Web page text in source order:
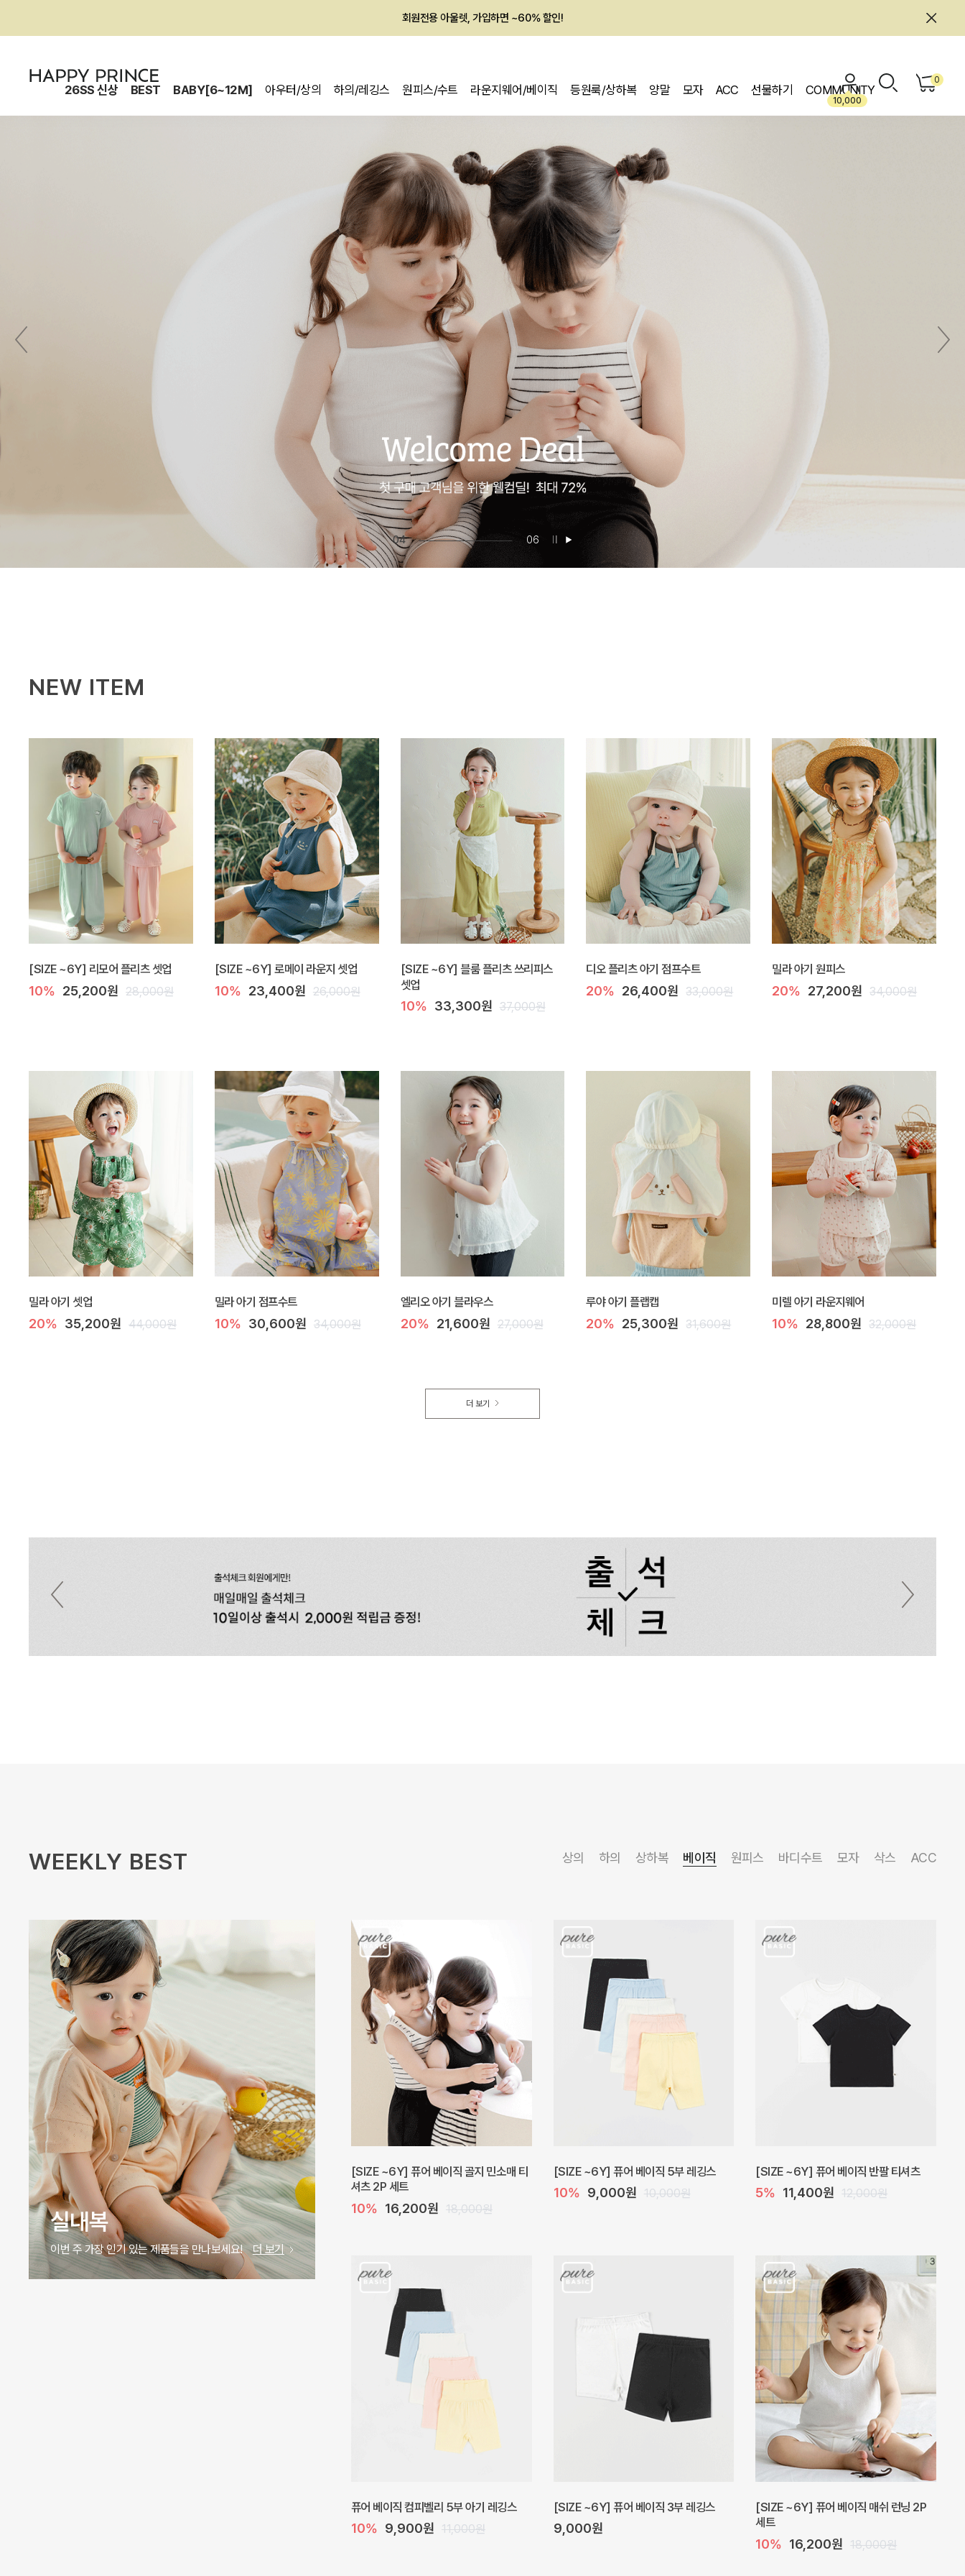
멤버십 최대 28,000원 혜택
26SS 신상 BEST BABY[6~12M] 아우터/상의 하의/레깅스 원피스/수트 라운지웨어/베이직 등원룩/상하복 양말 모자 ACC 선물하기 COMMUNITY
10,000
0
05 06
NEW ITEM
[SIZE ~6Y] 리모어 플리츠 셋업
10% 25,200원 28,000원
[SIZE ~6Y] 로메이 라운지 셋업
10% 23,400원 26,000원
[SIZE ~6Y] 블룸 플리츠 쓰리피스
셋업
10% 33,300원 37,000원
디오 플리츠 아기 점프수트
20% 26,400원 33,000원
밀라 아기 원피스
20% 27,200원 34,000원
밀라 아기 셋업
20% 35,200원 44,000원
밀라 아기 점프수트
10% 30,600원 34,000원
엘리오 아기 블라우스
20% 21,600원 27,000원
루야 아기 플랩캡
20% 25,300원 31,600원
미렐 아기 라운지웨어
10% 28,800원 32,000원
더 보기
WEEKLY BEST 상의 하의 상하복 베이직 원피스 바디수트 모자 삭스 ACC
원피스
이번 주 가장 인기 있는 제품들을 만나보세요! 더 보기
캐더린 뷔스티에 미니 아기 원피스
10% 24,300원
[SIZE ~6Y] 베르 원피스
10% 28,800원 32,000원
프로리 뷔스티에 미니 아기 원피스
20% 20,800원 26,000원
20% 29,600원 37,000원 5% 39,000원 41,000원 20% 27,200원 34,000원